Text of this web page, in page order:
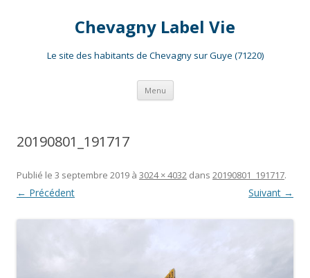
Chevagny Label Vie
Le site des habitants de Chevagny sur Guye (71220)
Menu Aller
contenu
20190801_191717
Publié le 3 septembre 2019 à 3024 × 4032 dans 20190801_191717.
← Précédent Suivant →